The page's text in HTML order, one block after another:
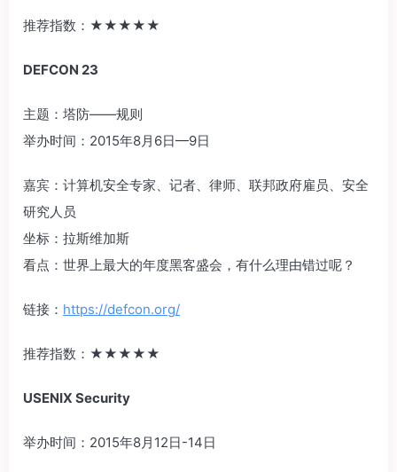
推荐指数：‍‍★★★★★‍‍
DEFCON 23
主题：塔防­——规则
举办时间：2015年8月6日­—9日
嘉宾：计算机安全专家、记者、律师、联邦政府雇员、安全
研究人员
坐标：拉斯维加斯
看点：世界上最大的年度黑客盛会，有什么理由错过呢？
链接： https://defcon.org/
推荐指数：‍‍★★★★★‍‍
USENIX Security
举办时间：2015年8月12日-14日